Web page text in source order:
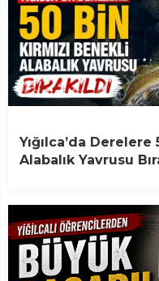
Yığılca’da Derelere
Alabalık Yavrusu